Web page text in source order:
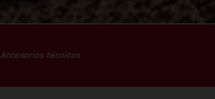
Accesorios técnicos